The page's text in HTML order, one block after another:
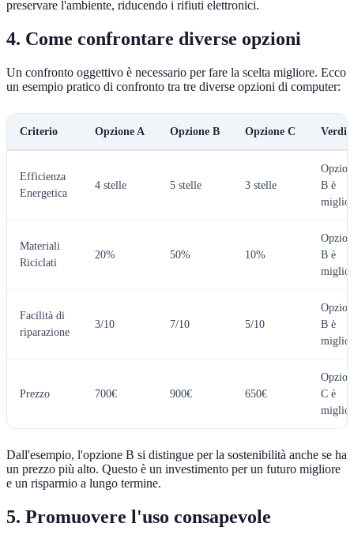
preservare l'ambiente, riducendo i rifiuti elettronici.
4. Come confrontare diverse opzioni
Un confronto oggettivo è necessario per fare la scelta migliore. Ecco
un esempio pratico di confronto tra tre diverse opzioni di computer:
Criterio Opzione A Opzione B Opzione C
Efficienza
Energetica
4 stelle 5 stelle 3 stelle
B è
Materiali
Riciclati
20% 50% 10%
B è
Facilità di
riparazione
3/10 7/10 5/10
B è
Prezzo 700€ 900€ 650€
C è
Dall'esempio, l'opzione B si distingue per la sostenibilità anche se ha
un prezzo più alto. Questo è un investimento per un futuro migliore
e un risparmio a lungo termine.
5. Promuovere l'uso consapevole